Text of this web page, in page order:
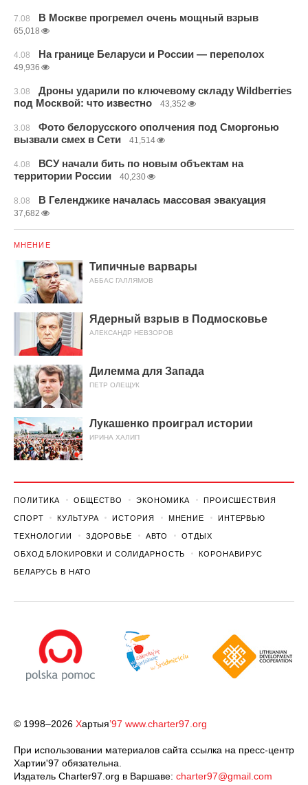
7.08 В Москве прогремел очень мощный взрыв
65,018
4.08 На границе Беларуси и России — переполох
49,936
3.08
Дроны ударили по ключевому складу Wildberries
под Москвой: что известно
43,352
3.08
Фото белорусского ополчения под Сморгонью
вызвали смех в Сети
41,514
4.08
ВСУ начали бить по новым объектам на
территории России
40,230
8.08 В Геленджике началась массовая эвакуация
37,682
МНЕНИЕ
Типичные варвары
АББАС ГАЛЛЯМОВ
Ядерный взрыв в Подмосковье
АЛЕКСАНДР НЕВЗОРОВ
Дилемма для Запада
ПЕТР ОЛЕЩУК
Лукашенко проиграл истории
ИРИНА ХАЛИП
ПОЛИТИКА ОБЩЕСТВО ЭКОНОМИКА ПРОИСШЕСТВИЯ
СПОРТ КУЛЬТУРА ИСТОРИЯ МНЕНИЕ ИНТЕРВЬЮ
ТЕХНОЛОГИИ ЗДОРОВЬЕ АВТО ОТДЫХ
ОБХОД БЛОКИРОВКИ И СОЛИДАРНОСТЬ КОРОНАВИРУС
БЕЛАРУСЬ В НАТО
© 1998–2026 Хартыя’97 www.charter97.org
При использовании материалов сайта ссылка на пресс-центр
Хартии'97 обязательна.
Издатель Charter97.org в Варшаве: charter97@gmail.com